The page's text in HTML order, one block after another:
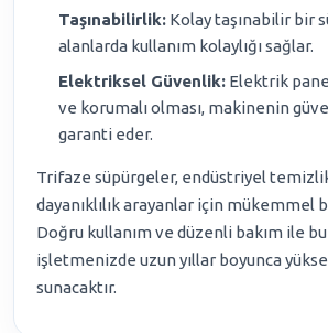
Taşınabilirlik: Kolay taşınabilir bir
alanlarda kullanım kolaylığı sağlar.
Elektriksel Güvenlik: Elektrik
ve korumalı olması, makinenin
garanti eder.
Trifaze süpürgeler, endüstriyel
dayanıklılık arayanlar için mükemmel
Doğru kullanım ve düzenli bakım ile
işletmenizde uzun yıllar boyunca
sunacaktır.